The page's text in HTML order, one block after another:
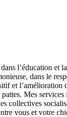
l’éducation
dans le
et
Mes
collectives
vous et votre